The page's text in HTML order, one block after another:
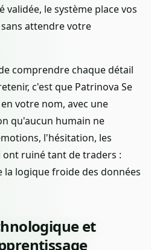
le système place vos
attendre votre
comprendre chaque détail
c'est que Patrinova Se
votre nom, avec une
qu'aucun humain ne
l'hésitation, les
ruiné tant de traders :
la logique froide des données
et